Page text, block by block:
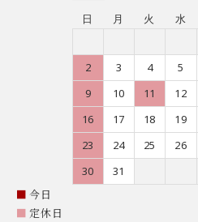
日 月 火 水
2
3 4 5
9
10 11 12
16
17 18 19
23
24 25 26
30
31
■ 今日
■ 定休日